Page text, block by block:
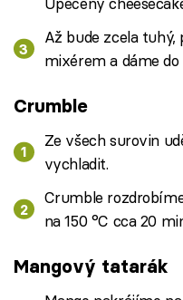
Až bude zcela
mixérem a dáme
Crumble
Ze všech surovin
vychladit.
Crumble
na 150 °C cca 20
Mangový tatarák